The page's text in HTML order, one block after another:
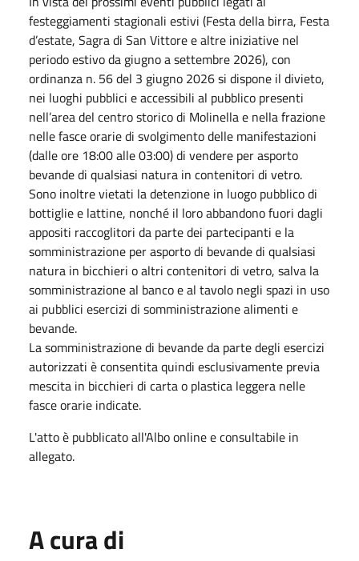
festeggiamenti stagionali estivi (Festa della birra, Festa
d’estate, Sagra di San Vittore e altre iniziative nel
periodo estivo da giugno a settembre 2026), con
ordinanza n. 56 del 3 giugno 2026 si dispone il divieto,
nei luoghi pubblici e accessibili al pubblico presenti
nell’area del centro storico di Molinella e nella frazione
nelle fasce orarie di svolgimento delle manifestazioni
(dalle ore 18:00 alle 03:00) di vendere per asporto
bevande di qualsiasi natura in contenitori di vetro.
Sono inoltre vietati la detenzione in luogo pubblico di
bottiglie e lattine, nonché il loro abbandono fuori dagli
appositi raccoglitori da parte dei partecipanti e la
somministrazione per asporto di bevande di qualsiasi
natura in bicchieri o altri contenitori di vetro, salva la
somministrazione al banco e al tavolo negli spazi in uso
ai pubblici esercizi di somministrazione alimenti e
bevande.
La somministrazione di bevande da parte degli esercizi
autorizzati è consentita quindi esclusivamente previa
mescita in bicchieri di carta o plastica leggera nelle
fasce orarie indicate.
L'atto è pubblicato all'Albo online e consultabile in
allegato.
A cura di